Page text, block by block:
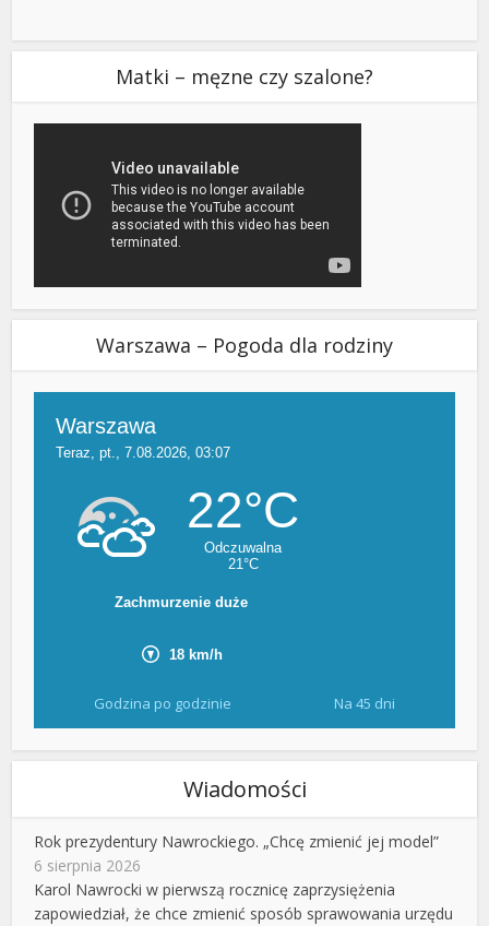
Matki – męzne czy szalone?
Warszawa – Pogoda dla rodziny
Godzina po godzinie Na 45 dni
Wiadomości
Rok prezydentury Nawrockiego. „Chcę zmienić jej model”
6 sierpnia 2026
Karol Nawrocki w pierwszą rocznicę zaprzysiężenia
zapowiedział, że chce zmienić sposób sprawowania urzędu